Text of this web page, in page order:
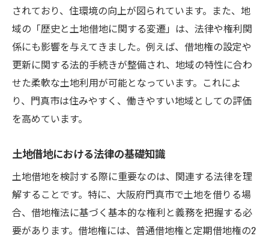
駐車場需要とそのビジネスモデル
商業施設が充実する門真市での土地借地の投資
価値
商業施設へのアクセスがもたらす地価変動
門真市の商業エリアの特徴と魅力
テナント誘致の成功例とその効果
地域経済への貢献度と投資効果
商業施設周辺の土地価値の見極め方
法律面で押さえておくべき門真市の土地借地の
ポイント
土地借地契約の法的枠組みとその理解
されており、住環境の向上が図られています。また、地
域の「歴史と土地借地に関する変遷」は、法律や権利関
係にも影響を与えてきました。例えば、借地権の設定や
更新に関する法的手続きが整備され、地域の特性に合わ
せた柔軟な土地利用が可能となっています。これによ
り、門真市は住みやすく、働きやすい地域としての評価
を高めています。
土地借地における法律の基礎知識
土地借地を検討する際に重要なのは、関連する法律を理
解することです。特に、大阪府門真市で土地を借りる場
合、借地権法に基づく基本的な権利と義務を把握する必
要があります。借地権には、普通借地権と定期借地権の2